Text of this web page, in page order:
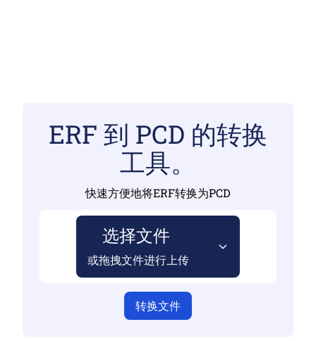
ERF 到 PCD 的转换
工具。
快速方便地将ERF转换为PCD
选择文件
或拖拽文件进行上传
转换文件